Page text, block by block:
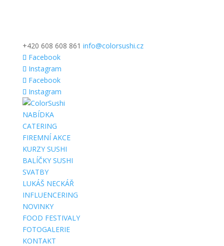
+420 608 608 861 info@colorsushi.cz
Facebook
Instagram
Facebook
Instagram
NABÍDKA
CATERING
FIREMNÍ AKCE
KURZY SUSHI
BALÍČKY SUSHI
SVATBY
LUKÁŠ NECKÁŘ
INFLUENCERING
NOVINKY
FOOD FESTIVALY
FOTOGALERIE
KONTAKT